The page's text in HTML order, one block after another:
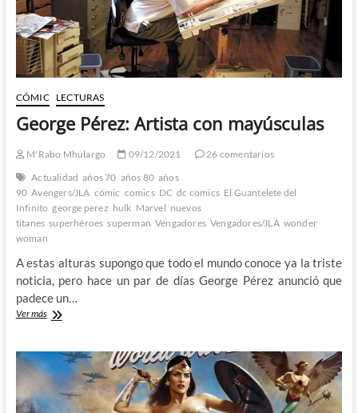
CÓMIC LECTURAS
George Pérez: Artista con mayúsculas
M'Rabo Mhulargo 09/12/2021
26 comentarios
Actualidad años 70 años 80 años
90 Avengers/JLA cómic comics DC dc comics El Guantelete del
Infinito george perez hulk Marvel nuevos
titanes superhéroes superman Vengadores Vengadores/JLA wonder
woman
A estas alturas supongo que todo el mundo conoce ya la triste
noticia, pero hace un par de días George Pérez anunció que
padece un…
Ver másGeorge
con
mayúsculas